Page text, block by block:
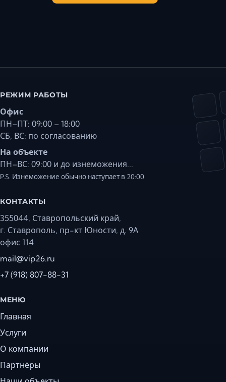
РЕЖИМ РАБОТЫ
Офис
ПН–ПТ: 09:00 – 18:00
СБ, ВС: по согласованию
На объекте
ПН–ВС: 09:00 и до изнеможения...
P.S. Изнеможение обычно наступает в 20:00
КОНТАКТЫ
355044, Ставропольский край,
г. Ставрополь, пр-кт Юности, д. 9А
офис 114
mail@vip26.ru
+7 (918) 807-88-31
МЕНЮ
Главная
Услуги
О компании
Партнёры